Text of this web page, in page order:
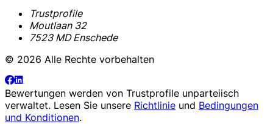
Trustprofile
Moutlaan 32
7523 MD Enschede
© 2026 Alle Rechte vorbehalten
Bewertungen werden von Trustprofile unparteiisch
verwaltet. Lesen Sie unsere Richtlinie und Bedingungen
und Konditionen.